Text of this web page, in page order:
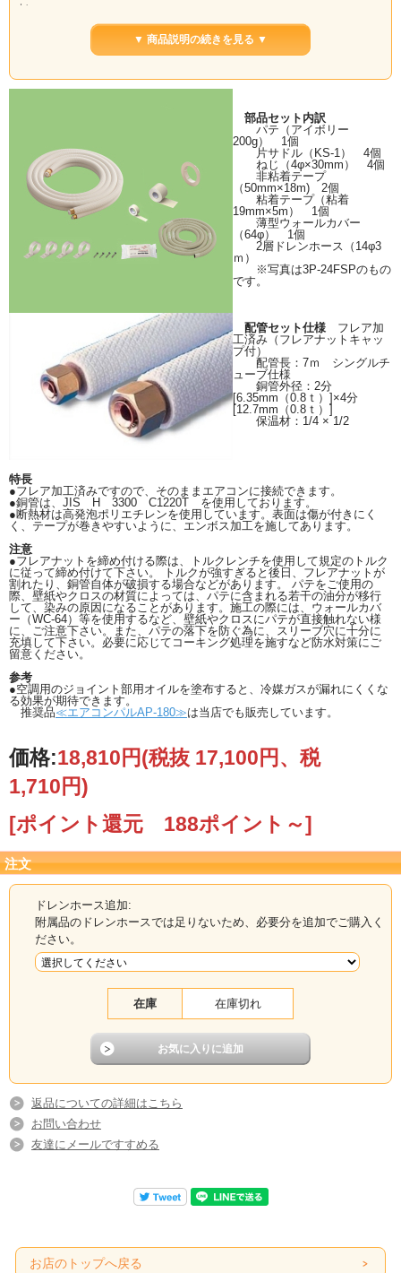
い。
▼ 商品説明の続きを見る ▼
部品セット内訳
パテ（アイボリー
200g） 1個
片サドル（KS-1） 4個
ねじ（4φ×30mm） 4個
非粘着テープ
（50mm×18m) 2個
粘着テープ（粘着
19mm×5m） 1個
薄型ウォールカバー
（64φ） 1個
2層ドレンホース（14φ3
ｍ）
※写真は3P-24FSPのもの
です。
配管セット仕様 フレア加
工済み（フレアナットキャッ
プ付）
配管長：7ｍ シングルチ
ューブ仕様
銅管外径：2分
[6.35mm（0.8ｔ）]×4分
[12.7mm（0.8ｔ）]
保温材：1/4 × 1/2
特長
●フレア加工済みですので、そのままエアコンに接続できます。
●銅管は、JIS H 3300 C1220T を使用しております。
●断熱材は高発泡ポリエチレンを使用しています。表面は傷が付きにく
く、テープが巻きやすいように、エンボス加工を施してあります。
注意
●フレアナットを締め付ける際は、トルクレンチを使用して規定のトルク
に従って締め付けて下さい。 トルクが強すぎると後日、フレアナットが
割れたり、銅管自体が破損する場合などがあります。 パテをご使用の
際、壁紙やクロスの材質によっては、パテに含まれる若干の油分が移行
して、染みの原因になることがあります。施工の際には、ウォールカバ
ー（WC-64）等を使用するなど、壁紙やクロスにパテが直接触れない様
に、ご注意下さい。また、パテの落下を防ぐ為に、スリーブ穴に十分に
充填して下さい。必要に応じてコーキング処理を施すなど防水対策にご
留意ください。
参考
●空調用のジョイント部用オイルを塗布すると、冷媒ガスが漏れにくくな
る効果が期待できます。
推奨品≪エアコンパルAP-180≫は当店でも販売しています。
価格:18,810円(税抜 17,100円、税
1,710円)
[ポイント還元 188ポイント～]
注文
ドレンホース追加:
附属品のドレンホースでは足りないため、必要分を追加でご購入く
ださい。
在庫 在庫切れ
返品についての詳細はこちら
お問い合わせ
友達にメールですすめる
お店のトップへ戻る